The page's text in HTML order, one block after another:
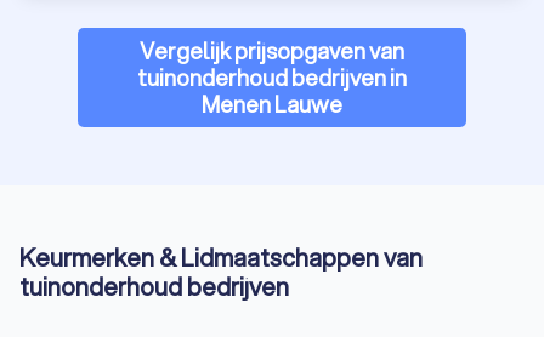
Vergelijk prijsopgaven van
tuinonderhoud bedrijven in
Menen Lauwe
Keurmerken & Lidmaatschappen van
tuinonderhoud bedrijven